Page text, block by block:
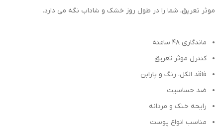
موثر تعریق، شما را در طول روز خشک و شاداب نگه می دارد.
ماندگاری ۴۸ ساعته
کنترل موثر تعریق
فاقد الکل، رنگ و پارابن
ضد حساسیت
رایحه خنک و مردانه
مناسب انواع پوست